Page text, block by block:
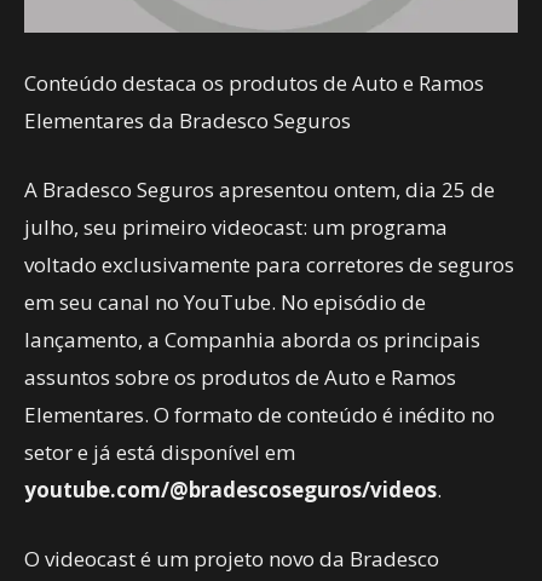
Conteúdo destaca os produtos de Auto e Ramos
Elementares da Bradesco Seguros
A Bradesco Seguros apresentou ontem, dia 25 de
julho, seu primeiro videocast: um programa
voltado exclusivamente para corretores de seguros
em seu canal no YouTube. No episódio de
lançamento, a Companhia aborda os principais
assuntos sobre os produtos de Auto e Ramos
Elementares. O formato de conteúdo é inédito no
setor e já está disponível em
youtube.com/@bradescoseguros/videos.
O videocast é um projeto novo da Bradesco